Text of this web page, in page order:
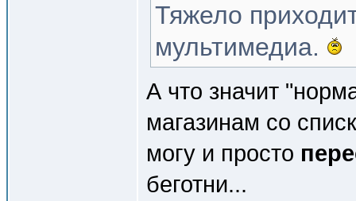
Тяжело
мультимедиа.
А что значит
магазинам со
могу и просто
беготни...